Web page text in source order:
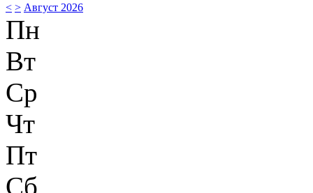
< > Август 2026
Пн
Вт
Ср
Чт
Пт
Сб